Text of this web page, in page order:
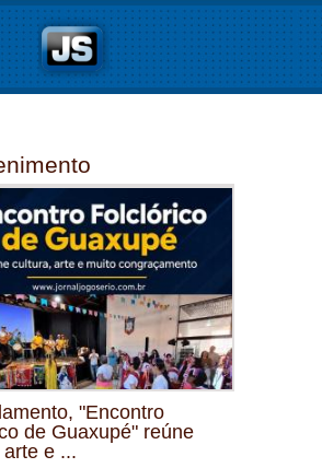
"Encontro
de Guaxupé" reúne
e ...